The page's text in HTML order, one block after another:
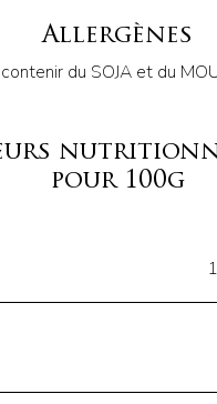
Allergènes
du SOJA et du
pour 100g